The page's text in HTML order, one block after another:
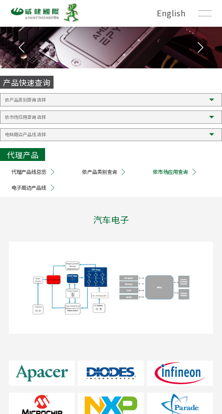
English
产品快速查询
代理产品
代理产品线总览 依产品类别查询 依市场应用查询
电子周边产品线
汽车电子